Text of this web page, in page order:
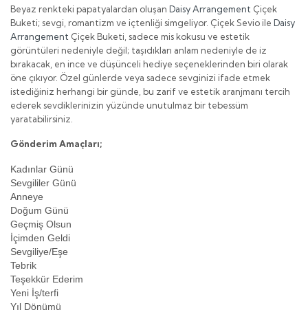
Beyaz renkteki papatyalardan oluşan Daisy Arrangement Çiçek
Buketi; sevgi, romantizm ve içtenliği simgeliyor. Çiçek Sevio ile Daisy
Arrangement Çiçek Buketi, sadece mis kokusu ve estetik
görüntüleri nedeniyle değil; taşıdıkları anlam nedeniyle de iz
bırakacak, en ince ve düşünceli hediye seçeneklerinden biri olarak
öne çıkıyor. Özel günlerde veya sadece sevginizi ifade etmek
istediğiniz herhangi bir günde, bu zarif ve estetik aranjmanı tercih
ederek sevdiklerinizin yüzünde unutulmaz bir tebessüm
yaratabilirsiniz.
Gönderim Amaçları;
Kadınlar Günü
Sevgililer Günü
Anneye
Doğum Günü
Geçmiş Olsun
İçimden Geldi
Sevgiliye/Eşe
Tebrik
Teşekkür Ederim
Yeni İş/terfi
Yıl Dönümü